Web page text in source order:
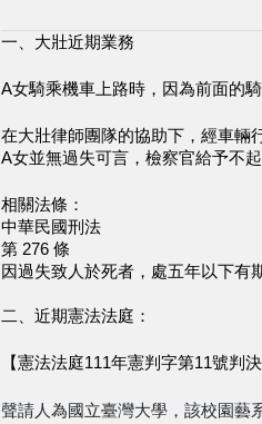
一、大壯近期業務
A女騎乘機車上路時，因為前面的
在大壯律師團隊的協助下，經車輛
A女並無過失可言，檢察官給予不起
相關法條：
中華民國刑法
第 276 條
因過失致人於死者，處五年以下有
二、近期憲法法庭：
【憲法法庭111年憲判字第11號判決
聲請人為國立臺灣大學，該校園藝